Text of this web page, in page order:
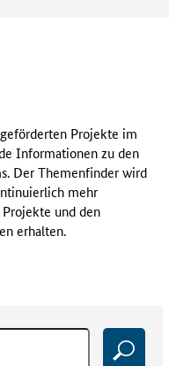
Projekte im
Informationen zu den
Der Themenfinder wird
mehr
und den
erhalten.